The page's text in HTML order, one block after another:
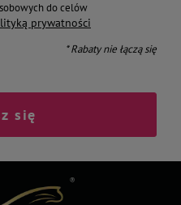
do celów
prywatności
* Rabaty nie łączą się
się